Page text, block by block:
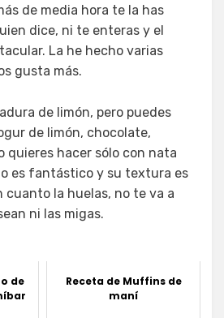
de media hora te la has
dice, ni te enteras y el
La he hecho varias
gusta más.
de limón, pero puedes
de limón, chocolate,
quieres hacer sólo con nata
es fantástico y su textura es
cuanto la huelas, no te va a
ni las migas.
de
Receta de Muffins de
maní